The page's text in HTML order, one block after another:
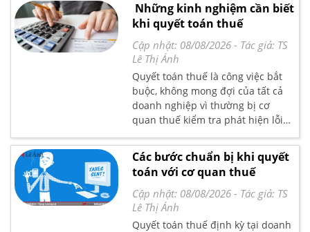
quyết toán cho cả 05 năm trước
đó. Kế toán Lê Ánh xin gửi đến bạn
đọc bài viết hướng dẫn chi tiết tại
đây.
Những kinh nghiệm cần biết
khi quyết toán thuế
Cập nhật: 08/08/2026 - Tác giả: TS
Lê Thị Ánh
Quyết toán thuế là công việc bắt
buộc, không mong đợi của tất cả
doanh nghiệp vì thường bị cơ
quan thuế kiểm tra phát hiện lỗi
để xử lý vi phạm hành chính, truy
thu thuế. Kế toán cần phải chuẩn
bị rất nhiều tài liệu, chứng từ sổ
sách giải trình với cơ quan thuế
Các bước chuẩn bị khi quyết
toán với cơ quan thuế
Cập nhật: 08/08/2026 - Tác giả: TS
Lê Thị Ánh
Quyết toán thuế định kỳ tại doanh